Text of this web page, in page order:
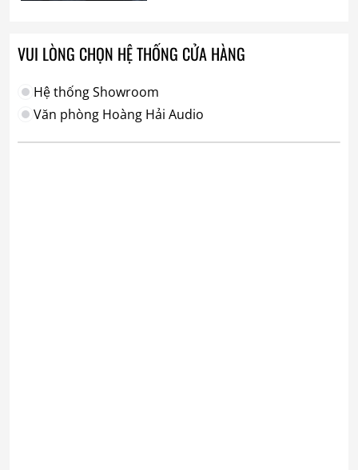
VUI LÒNG CHỌN HỆ THỐNG CỬA HÀNG
Hệ thống Showroom
Văn phòng Hoàng Hải Audio